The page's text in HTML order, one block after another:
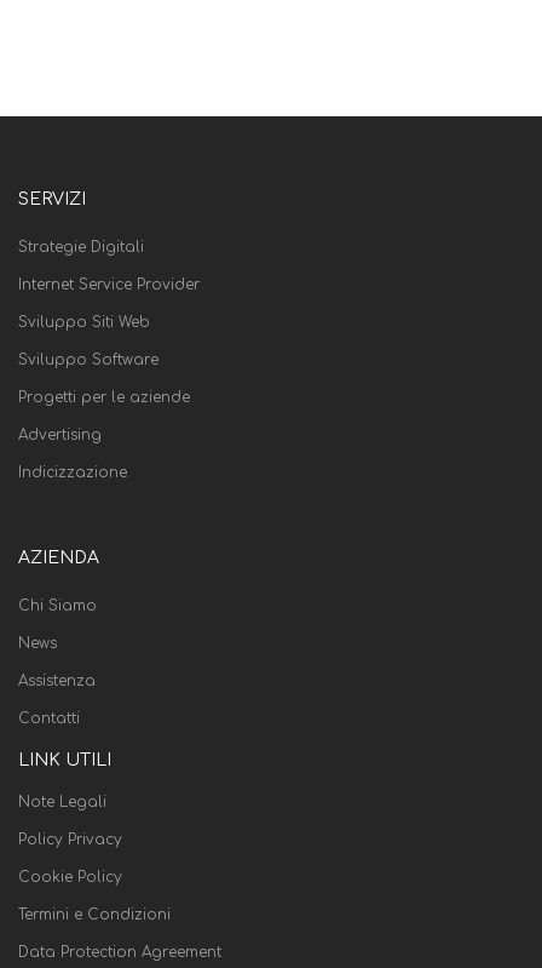
SERVIZI
Strategie Digitali
Internet Service Provider
Sviluppo Siti Web
Sviluppo Software
Progetti per le aziende
Advertising
Indicizzazione
AZIENDA
Chi Siamo
News
Assistenza
Contatti
LINK UTILI
Note Legali
Policy Privacy
Cookie Policy
Termini e Condizioni
Data Protection Agreement